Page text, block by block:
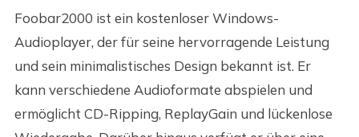
Foobar2000 ist ein kostenloser Windows-
Audioplayer, der für seine hervorragende Leistung
und sein minimalistisches Design bekannt ist. Er
kann verschiedene Audioformate abspielen und
ermöglicht CD-Ripping, ReplayGain und lückenlose